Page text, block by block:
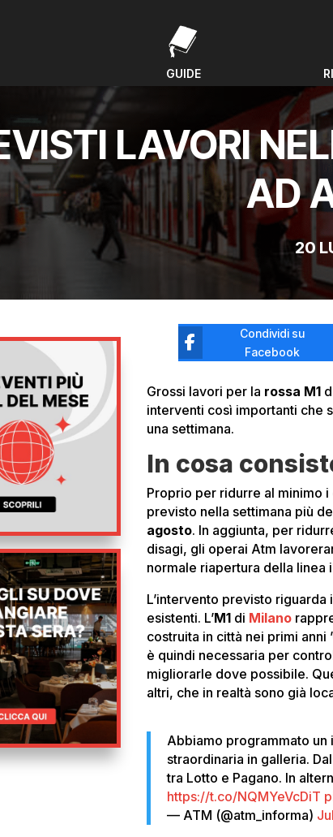
GUIDE
LAVORI
AD
20
Condividi su
Facebook
Grossi lavori per la rossa M1
interventi così importanti che
una settimana.
In cosa
Proprio per ridurre al minimo
previsto nella settimana più
agosto. In aggiunta, per
disagi, gli operai Atm
normale riapertura della linea
L’intervento previsto
esistenti. L’M1 di Milano
costruita in città nei primi anni
è quindi necessaria per
migliorarle dove possibile.
altri, che in realtà sono già
Abbiamo programmato
straordinaria in galleria.
tra Lotto e Pagano. In
https://t.co/NQMYeVcDiT
— ATM (@atm_informa)